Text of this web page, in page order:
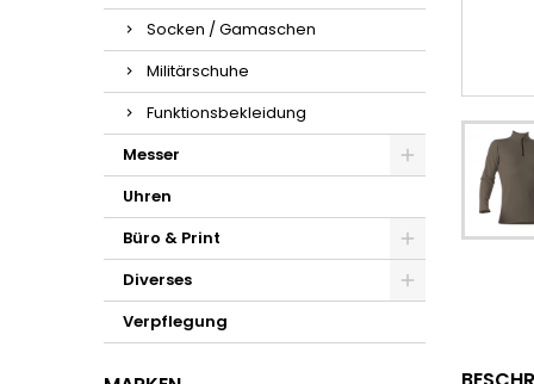
Socken / Gamaschen
Militärschuhe
Funktionsbekleidung
Messer
Uhren
Büro & Print
Diverses
Verpflegung